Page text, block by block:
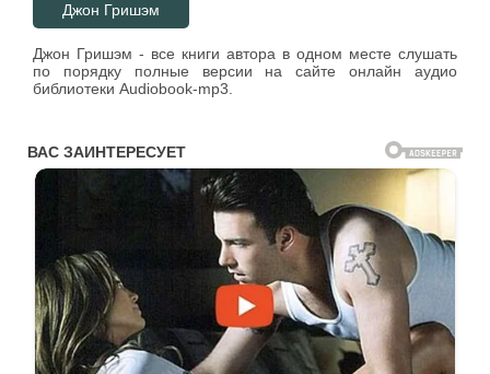
Джон Гришэм
Джон Гришэм - все книги автора в одном месте слушать
по порядку полные версии на сайте онлайн аудио
библиотеки Audiobook-mp3.